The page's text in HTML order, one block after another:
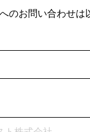
のお問い合わせは